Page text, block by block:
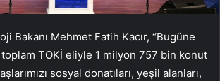
Bakanı Mehmet Fatih Kacır, “Bugüne
TOKİ eliyle 1 milyon 757 bin konut
sosyal donatıları, yeşil alanları,